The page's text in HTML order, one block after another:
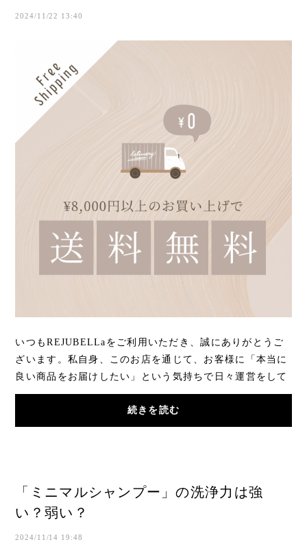
2024/11/22 13:40
いつもREJUBELLaをご利用いただき、誠にありがとうご
ざいます。私自身、このお店を通じて、お客様に「本当に
良い商品をお届けしたい」という気持ちで日々運営をして
います。これまでできる限り、皆様に喜んでいた...
続きを読む
「ミニマルシャンプー」の洗浄力は強
い？弱い？
2024/11/14 19:48